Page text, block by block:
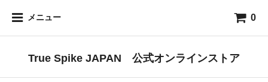
メニュー 0
True Spike JAPAN 公式オンラインストア